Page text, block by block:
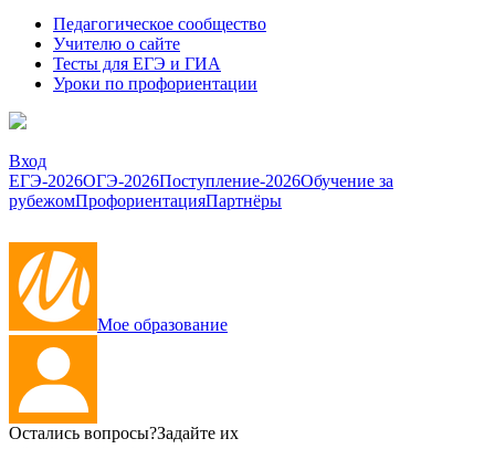
Педагогическое сообщество
Учителю о сайте
Тесты для ЕГЭ и ГИА
Уроки по профориентации
Вход
ЕГЭ-2026ОГЭ-2026Поступление-2026Обучение за
рубежомПрофориентацияПартнёры
Мое образование
Остались вопросы?Задайте их